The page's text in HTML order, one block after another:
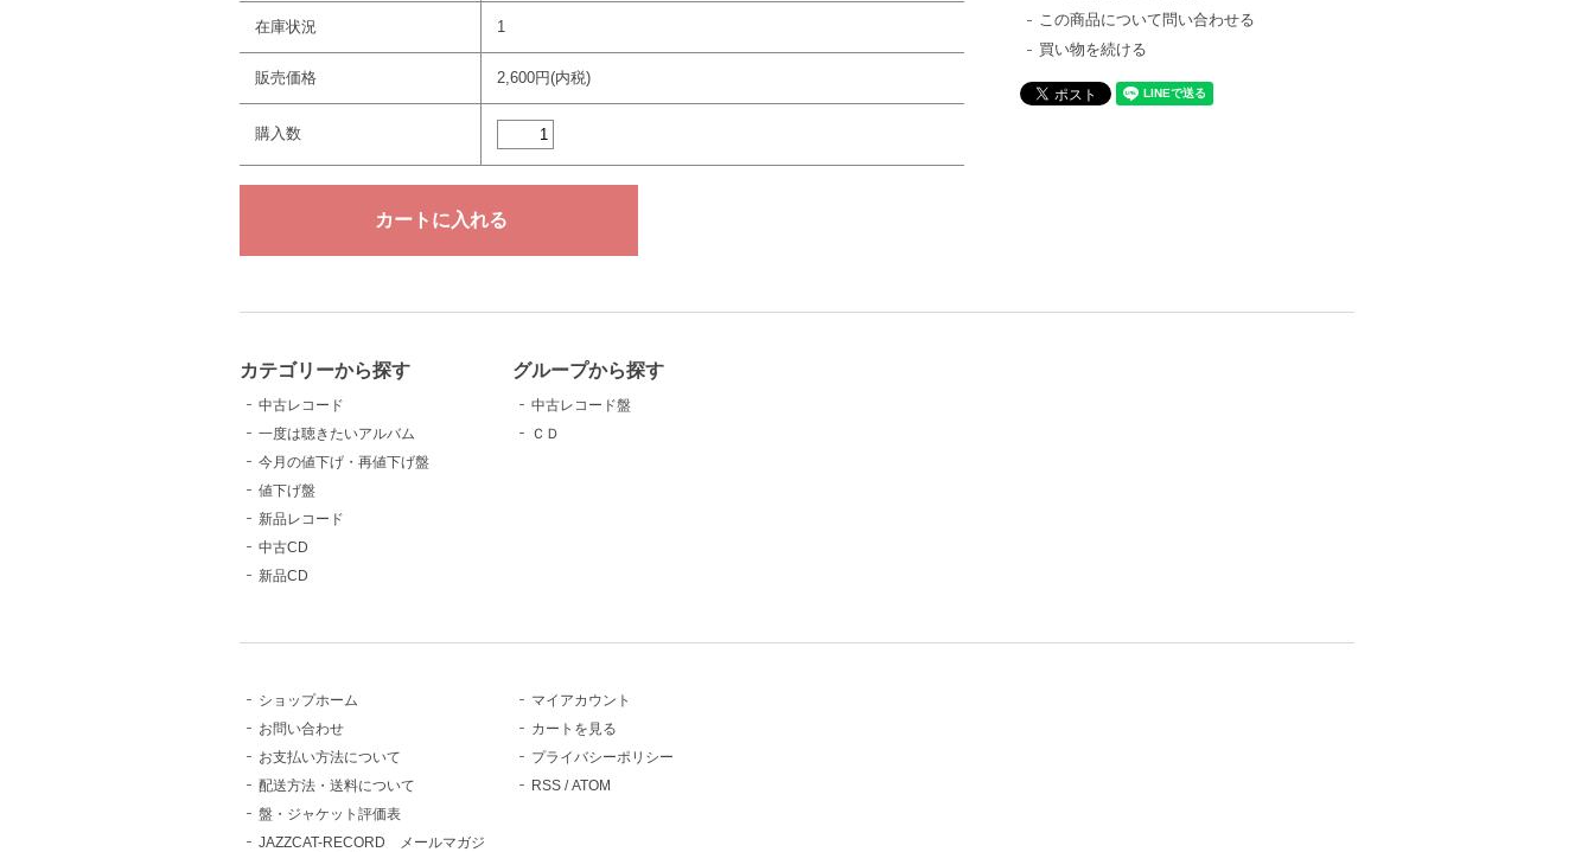
在庫状況 1
販売価格 2,600円(内税)
購入数
この商品について問い合わせる
買い物を続ける
カテゴリーから探す
中古レコード
一度は聴きたいアルバム
今月の値下げ・再値下げ盤
値下げ盤
新品レコード
中古CD
新品CD
グループから探す
中古レコード盤
ＣＤ
ショップホーム
お問い合わせ
お支払い方法について
配送方法・送料について
盤・ジャケット評価表
JAZZCAT-RECORD メールマガジ
マイアカウント
カートを見る
プライバシーポリシー
RSS /ATOM